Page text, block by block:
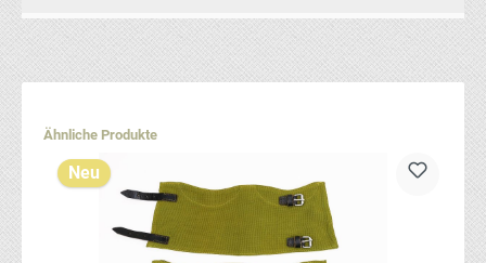
Produktgalerie überspringen
Ähnliche Produkte
Neu